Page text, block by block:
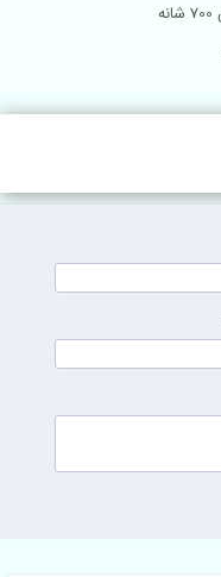
خرید فرش 700 شانه HCP طرح